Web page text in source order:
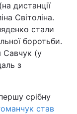
дистанції
Світоліна.
стали
боротьби.
Савчук (у
з
срібну
став